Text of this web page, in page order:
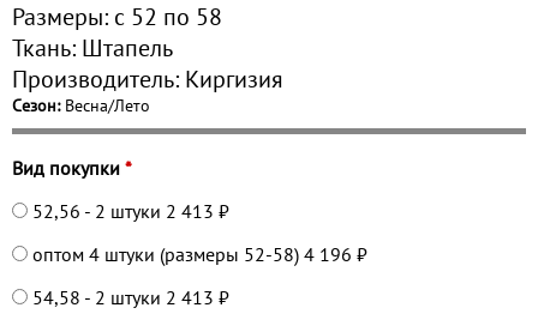
Размеры: с 52 по 58
Ткань: Штапель
Производитель: Киргизия
Сезон: Весна/Лето
Вид покупки *
52,56 - 2 штуки 2 413 ₽
оптом 4 штуки (размеры 52-58) 4 196 ₽
54,58 - 2 штуки 2 413 ₽